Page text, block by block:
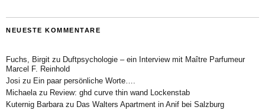
NEUESTE KOMMENTARE
Fuchs, Birgit zu Duftpsychologie – ein Interview mit Maître Parfumeur
Marcel F. Reinhold
Josi zu Ein paar persönliche Worte….
Michaelazu Review: ghd curve thin wand Lockenstab
Kuternig Barbarazu Das Walters Apartment in Anif bei Salzburg